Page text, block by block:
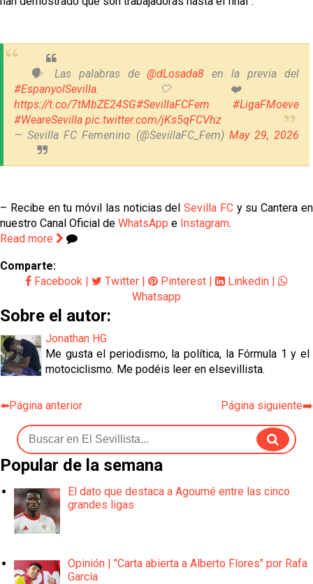
🗣️ Las palabras de@dLosada8 en la previa del
#EspanyolSevilla. 🤍❤️
https://t.co/7tMbZE24SG#SevillaFCFem
#LigaFMoeve
#WeareSevilla pic.twitter.com/jKs5qFCVhz
— Sevilla FC Femenino (@SevillaFC_Fem) May 29, 2026
– Recibe en tu móvil las noticias delSevilla FCy su Cantera en
nuestro Canal Oficial de WhatsApp e Instagram.
Read more
Comparte:
Facebook
Twitter Pinterest Linkedin
Whatsapp
Sobre el autor:
Jonathan HG
Me gusta el periodismo, la política, la Fórmula 1 y el
motociclismo. Me podéis leer en elsevillista.
⬅️Página anterior Página siguiente➡️
Popular de la semana
El dato que destaca a Agoumé entre las cinco
grandes ligas
Opinión | "Carta abierta a Alberto Flores" por Rafa
García